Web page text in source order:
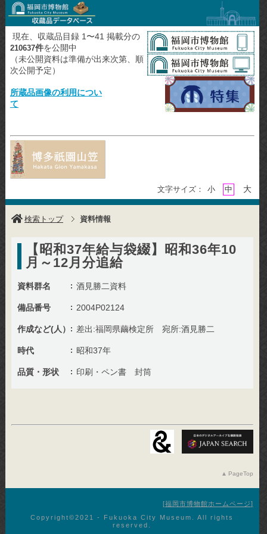
現在、収蔵品目録 1〜41 掲載分の
210637件を公開中
（未公開資料は準備が出来次第、順
次公開予定）
所蔵品画像の利用につい
て
文字サイズ： 小 中 大
検索トップ 資料情報
【昭和37年給与袋綴】昭和36年10
月～12月分追給
資料群名 酒見勝二資料
備品番号 2004P02124
作成など(人） 差出:福岡県繭検定所 宛所:酒見勝二
時代 昭和37年
品質・形状 印刷・ペン書 封筒
PageTop
福岡市博物館ホームページ
Copyright©︎2021 - Fukuoka City Museum. All rights
reserved.